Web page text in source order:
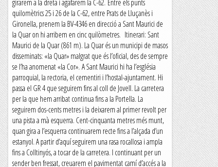
girarem a la dreta i agafarem la C-62. Entre els punts
quilomètrics 25 i 26 de la C-62, entre Prats de Lluçanès i
Gironella, prenem la BV-4346 en direcció a Sant Maurici de
la Quar on hi arribem en cinc quilòmetres. Itinerari: Sant
Maurici de la Quar (861 m). La Quar és un municipi de masos
disseminats: «la Quar» malgrat que és l’oficial, des de sempre
se l’ha anomenat «la Cor». A Sant Maurici hi ha l’església
parroquial, la rectoria, el cementiri i l’hostal-ajuntament. Hi
passa el GR 4 que seguirem fins al coll de Jovell. La carretera
per la que hem arribat continua fins a la Portella. La
seguirem dos-cents metres i la deixarem al primer revolt per
una pista a mà esquerra. Cent-cinquanta metres més munt,
quan gira a l’esquerra continuarem recte fins a l’alçada d’un
estanyol. A partir d’aquí seguirem una rasa rocallosa i ampla
fins a Colltinyós, a tocar de la carretera. I continuant per un
sender ben fressat, creuarem el pavimentat camí d’accés a la